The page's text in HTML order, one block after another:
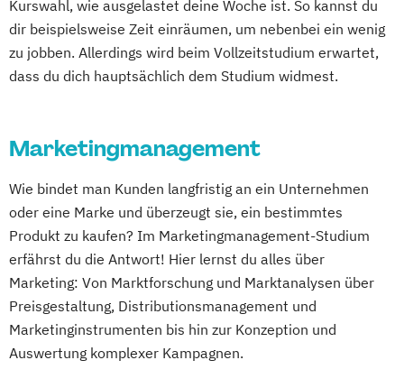
Kurswahl, wie ausgelastet deine Woche ist. So kannst du
dir beispielsweise Zeit einräumen, um nebenbei ein wenig
zu jobben. Allerdings wird beim Vollzeitstudium erwartet,
dass du dich hauptsächlich dem Studium widmest.
Marketingmanagement
Wie bindet man Kunden langfristig an ein Unternehmen
oder eine Marke und überzeugt sie, ein bestimmtes
Produkt zu kaufen? Im Marketingmanagement-Studium
erfährst du die Antwort! Hier lernst du alles über
Marketing: Von Marktforschung und Marktanalysen über
Preisgestaltung, Distributionsmanagement und
Marketinginstrumenten bis hin zur Konzeption und
Auswertung komplexer Kampagnen.